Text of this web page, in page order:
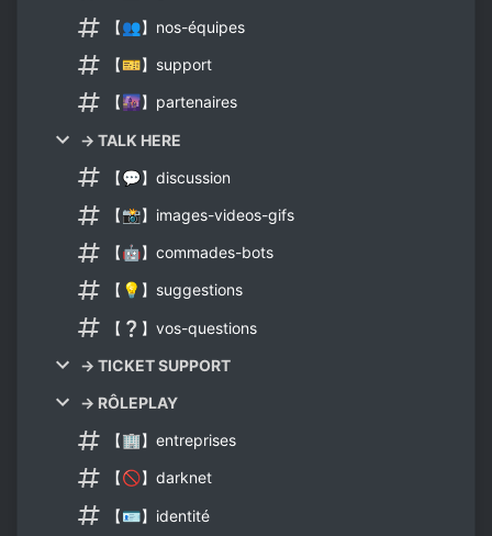
【👥】nos-équipes
【🎫】support
【🌆】partenaires
→ TALK HERE
【💬】discussion
【📸】images-videos-gifs
【🤖】commades-bots
【💡】suggestions
【❔】vos-questions
→ TICKET SUPPORT
→ RÔLEPLAY
【🏢】entreprises
【🚫】darknet
【🪪】identité